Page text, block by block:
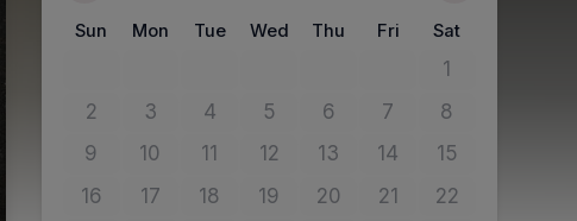
Sun Mon Tue Wed Thu Fri Sat
1No tickets
2No tickets available
3
No tickets available
4No tickets available
5
No tickets available
6No tickets available
7No tickets available
8No tickets
9No tickets available
10No tickets available
11No tickets available
12No tickets available
13No tickets available
14No tickets available
15No tickets
16No tickets available
17No tickets available
18No tickets available
19No tickets available
20No tickets available
21No tickets available
22No tickets